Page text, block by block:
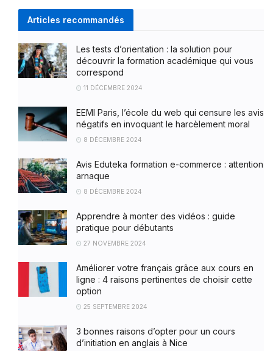
Articles recommandés
Les tests d’orientation : la solution pour
découvrir la formation académique qui vous
correspond
11 DÉCEMBRE 2024
EEMI Paris, l’école du web qui censure les avis
négatifs en invoquant le harcèlement moral
8 DÉCEMBRE 2024
Avis Eduteka formation e-commerce : attention
arnaque
8 DÉCEMBRE 2024
Apprendre à monter des vidéos : guide
pratique pour débutants
27 NOVEMBRE 2024
Améliorer votre français grâce aux cours en
ligne : 4 raisons pertinentes de choisir cette
option
25 SEPTEMBRE 2024
3 bonnes raisons d’opter pour un cours
d’initiation en anglais à Nice